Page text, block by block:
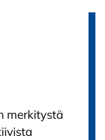
merkitystä